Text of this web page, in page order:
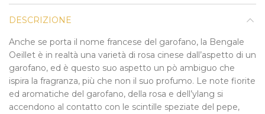
DESCRIZIONE
Anche se porta il nome francese del garofano, la Bengale
Oeillet è in realtà una varietà di rosa cinese dall’aspetto di un
garofano, ed è questo suo aspetto un pò ambiguo che
ispira la fragranza, più che non il suo profumo. Le note fiorite
ed aromatiche del garofano, della rosa e dell’ylang si
accendono al contatto con le scintille speziate del pepe,